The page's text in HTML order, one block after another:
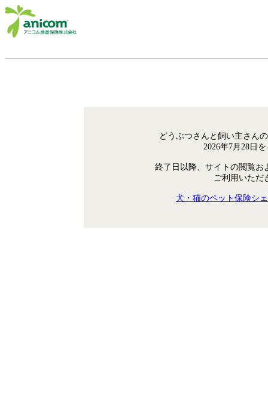
どうぶつさんと飼い主さん
2026年7月28日
終了日以降、サイトの閲覧お
ご利用いただ
犬・猫のペット保険シ